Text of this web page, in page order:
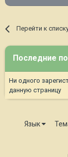
Перейти к
Последние
Ни одного
данную страницу
Язык